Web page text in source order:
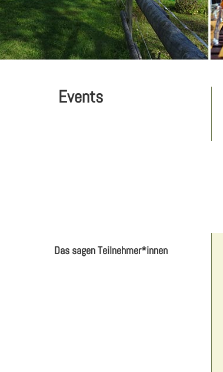
Events
Das sagen Teilnehmer*innen